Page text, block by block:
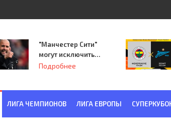
"Манчестер Сити"
могут исключить
из Лиги
Подробнее
ЛИГА ЧЕМПИОНОВ ЛИГА ЕВРОПЫ